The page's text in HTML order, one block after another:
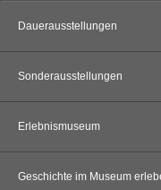
Dauerausstellungen
Sonderausstellungen
Erlebnismuseum
Geschichte im Museum